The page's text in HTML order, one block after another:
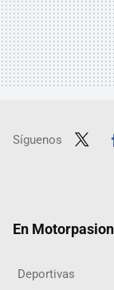
Síguenos
En
Deportivas